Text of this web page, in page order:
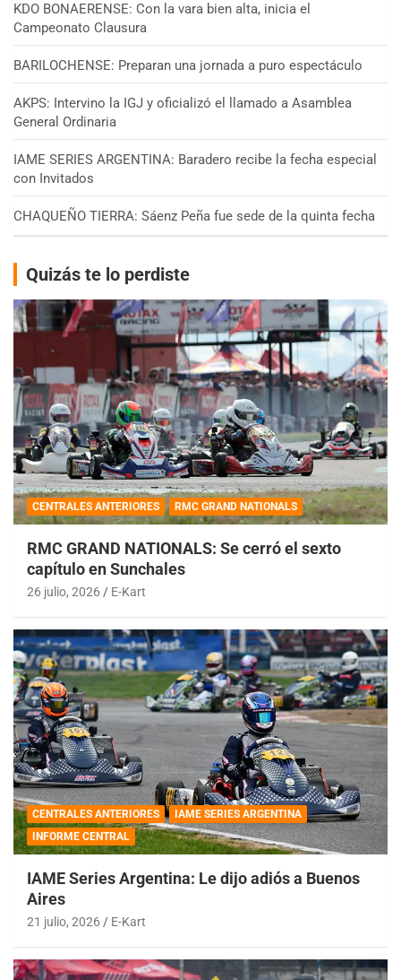
KDO BONAERENSE: Con la vara bien alta, inicia el
Campeonato Clausura
BARILOCHENSE: Preparan una jornada a puro espectáculo
AKPS: Intervino la IGJ y oficializó el llamado a Asamblea
General Ordinaria
IAME SERIES ARGENTINA: Baradero recibe la fecha especial
con Invitados
CHAQUEÑO TIERRA: Sáenz Peña fue sede de la quinta fecha
Quizás te lo perdiste
CENTRALES ANTERIORES RMC GRAND NATIONALS
RMC GRAND NATIONALS: Se cerró el sexto
capítulo en Sunchales
26 julio, 2026 E-Kart
CENTRALES ANTERIORES
IAME SERIES ARGENTINA
INFORME CENTRAL
IAME Series Argentina: Le dijo adiós a Buenos
Aires
21 julio, 2026 E-Kart